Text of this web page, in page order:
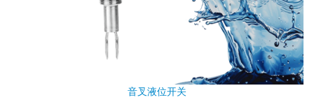
音叉液位开关